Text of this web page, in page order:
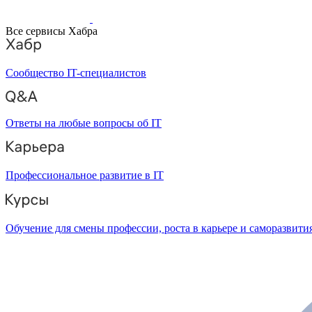
Все сервисы Хабра
Сообщество IT-специалистов
Ответы на любые вопросы об IT
Профессиональное развитие в IT
Обучение для смены профессии, роста в карьере и